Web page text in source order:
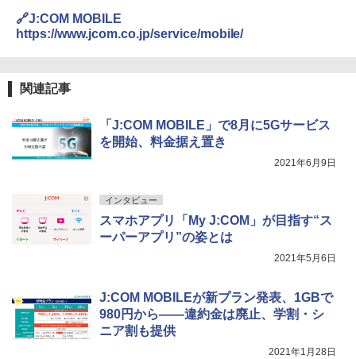
🔗J:COM MOBILE
https://www.jcom.co.jp/service/mobile/
関連記事
「J:COM MOBILE」で8月に5Gサービス
を開始、料金据え置き
2021年6月9日
インタビュー
スマホアプリ「My J:COM」が目指す“ス
ーパーアプリ”の姿とは
2021年5月6日
J:COM MOBILEが新プラン発表、1GBで
980円から――違約金は廃止、学割・シ
ニア割も提供
2021年1月28日